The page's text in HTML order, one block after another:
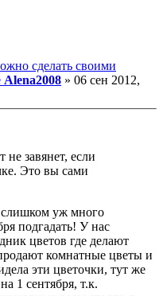
сделать своими
Alena2008 » 06 сен 2012,
не завянет, если
Это вы сами
слишком уж много
подгадать! У нас
цветов где делают
комнатные цветы и
эти цветочки, тут же
1 сентября, т.к.